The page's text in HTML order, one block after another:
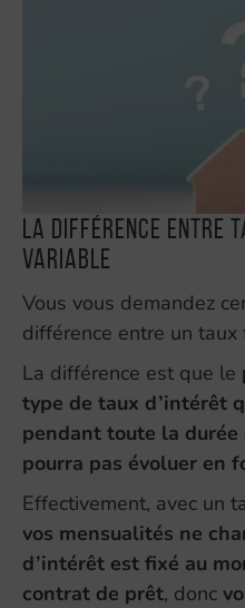
La différence entre
variable
Vous vous demandez
différence entre un
La différence est que le
type de taux d’intérêt
pendant toute la durée
pourra pas évoluer en
Effectivement, avec un
vos mensualités ne
d’intérêt est fixé au
contrat de prêt, donc